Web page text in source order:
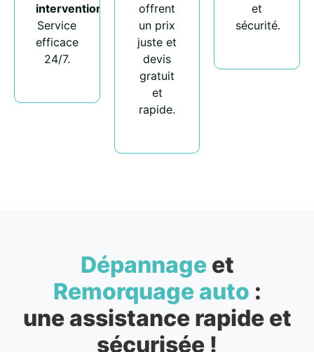
intervention
Service
efficace
24/7.
offrent
un prix
juste et
devis
gratuit
et
rapide.
et
sécurité.
Dépannageet
Remorquage auto :
une assistance rapide et
sécurisée !